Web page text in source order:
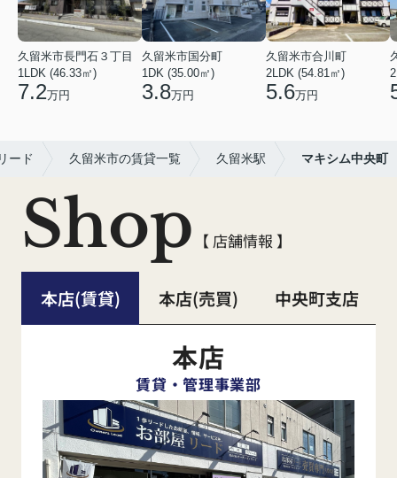
久留米市長門石３丁目
1LDK (46.33㎡)
7.2万円
久留米市国分町
1DK (35.00㎡)
3.8万円
久留米市合川町
2LDK (54.81㎡)
5.6万円
ード 久留米市の賃貸一覧 久留米駅 マキシム中央町
Shop 【 店舗情報 】
本店(賃貸) 本店(売買) 中央町支店
本店
賃貸・管理事業部